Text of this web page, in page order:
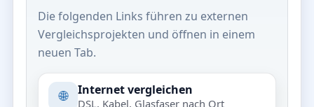
Die folgenden Links führen zu externen
Vergleichsprojekten und öffnen in einem
neuen Tab.
🌐 Internet vergleichen
DSL, Kabel, Glasfaser nach Ort